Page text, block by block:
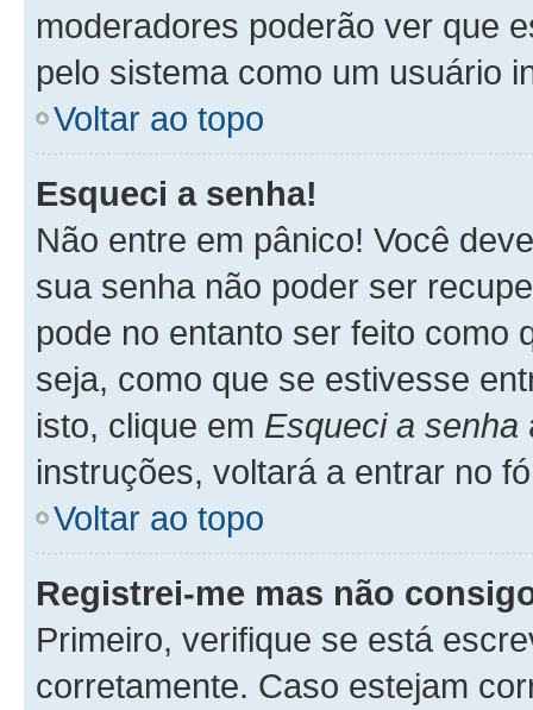
moderadores poderão ver que
pelo sistema como um usuário
Voltar ao topo
Esqueci a senha!
Não entre em pânico! Você
sua senha não poder ser
pode no entanto ser feito como
seja, como que se estivesse
isto, clique em Esqueci a senha
instruções, voltará a entrar no
Voltar ao topo
Registrei-me mas não
Primeiro, verifique se está
corretamente. Caso estejam